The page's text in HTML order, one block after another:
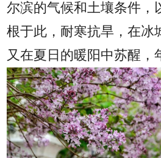
尔滨的气候和土壤条件，
根于此，耐寒抗旱，在冰
又在夏日的暖阳中苏